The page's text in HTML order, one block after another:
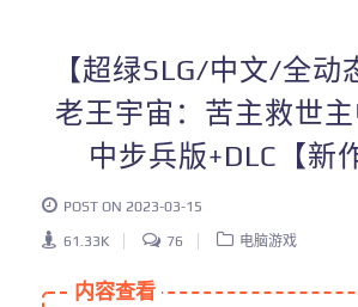
【超绿SLG/中文/全动
老王宇宙：苦主救世
中步兵版+DLC【新
POST ON 2023-03-15
61.33K 76 电脑游戏
内容查看